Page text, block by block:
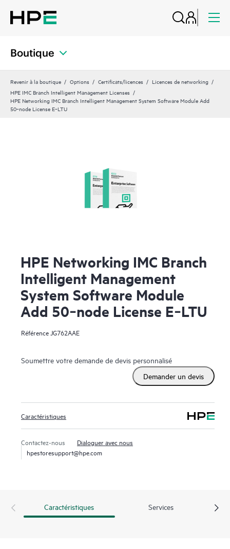
Boutique
Revenir à la boutique Options Certificats/licences
Licences de networking
HPE IMC Branch Intelligent Management Licenses
HPE Networking IMC Branch Intelligent Management System Software Module Add
50‑node License E‑LTU
HPE Networking IMC Branch
Intelligent Management
System Software Module
Add 50‑node License E‑LTU
RéférenceJG762AAE
Soumettre votre demande de devis personnalisé
Demander un devis
Caractéristiques
Contactez-nous
Dialoguer avec nous
hpestoresupport@hpe.com
Caractéristiques Services